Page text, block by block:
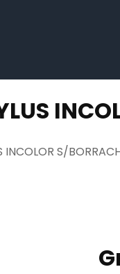
INCOLOR S/